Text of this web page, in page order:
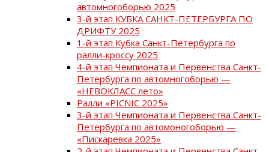
автомногоборью 2025
3-й этап КУБКА САНКТ-ПЕТЕРБУРГА ПО
ДРИФТУ 2025
1-й этап Кубка Санкт-Петербурга по
ралли-кроссу 2025
4-й этап Чемпионата и Первенства Санкт-
Петербурга по автомногоборью —
«НЕВОКЛАСС лето»
Ралли «PICNIC 2025»
3-й этап Чемпионата и Первенства Санкт-
Петербурга по автомоногоборью —
«Пискаревка 2025»